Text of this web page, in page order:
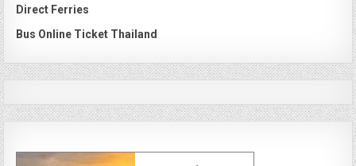
Direct Ferries
Bus Online Ticket Thailand